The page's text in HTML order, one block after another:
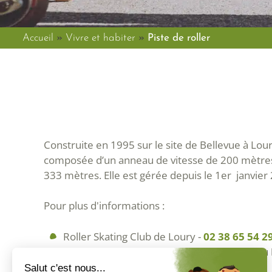
Accueil » Vivre et habiter » Piste de roller
Construite en 1995 sur le site de Bellevue à
composée d’un anneau de vitesse de 200
333 mètres. Elle est gérée depuis le 1er janvier
Pour plus d'informations :
Roller Skating Club de Loury -02 38 65 54
Comité Départemental de Roller Skating